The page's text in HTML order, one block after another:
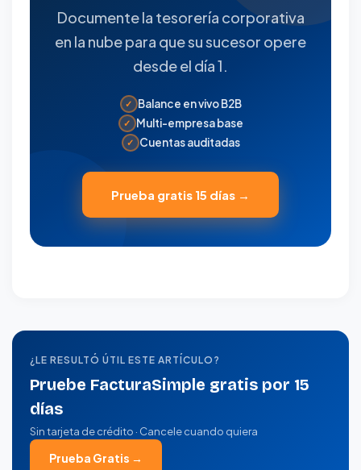
Documente la tesorería corporativa
en la nube para que su sucesor opere
desde el día 1.
✓ Balance en vivo B2B
✓ Multi-empresa base
✓ Cuentas auditadas
Prueba gratis 15 días →
¿LE RESULTÓ ÚTIL ESTE ARTÍCULO?
Pruebe FacturaSimple gratis por 15
días
Sin tarjeta de crédito · Cancele cuando quiera
Prueba Gratis →